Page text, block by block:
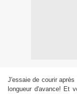
J'essaie de courir
longueur d'avance! Et